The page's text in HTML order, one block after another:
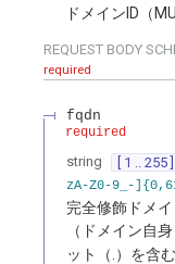
ドメインID（
REQUEST BODY
required
fqdn
required
string [ 1 .. 255
zA-Z0-9_-
完全修飾ドメ
（ドメイン自
ット（.）を含む